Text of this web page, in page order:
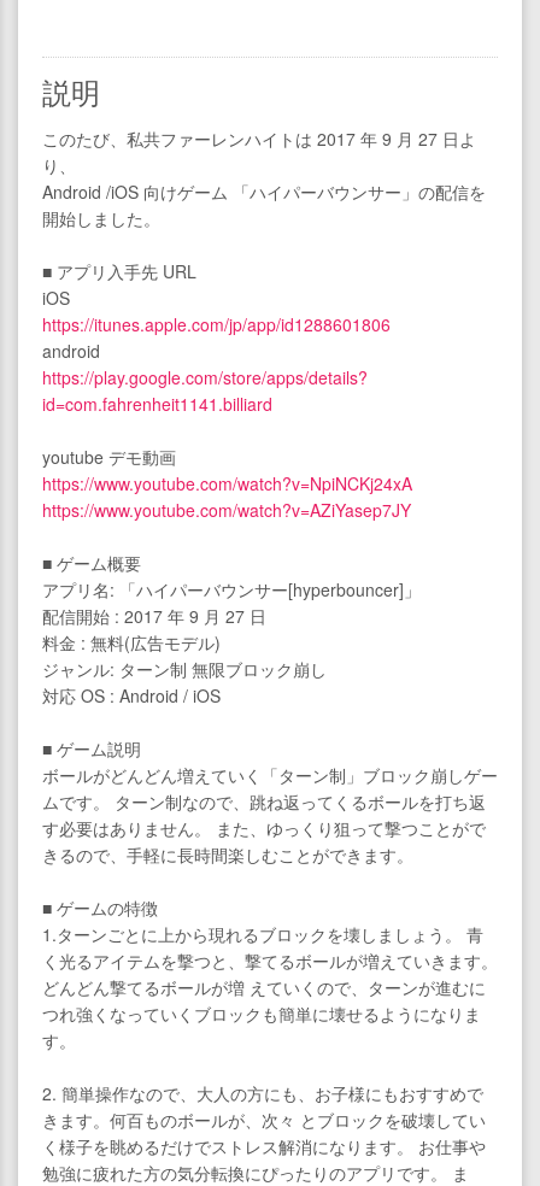
説明
このたび、私共ファーレンハイトは 2017 年 9 月 27 日よ
り、
Android /iOS 向けゲーム 「ハイパーバウンサー」の配信を
開始しました。
■ アプリ入手先 URL
iOS
https://itunes.apple.com/jp/app/id1288601806
android
https://play.google.com/store/apps/details?
id=com.fahrenheit1141.billiard
youtube デモ動画
https://www.youtube.com/watch?v=NpiNCKj24xA
https://www.youtube.com/watch?v=AZiYasep7JY
■ ゲーム概要
アプリ名: 「ハイパーバウンサー[hyperbouncer]」
配信開始 : 2017 年 9 月 27 日
料金 : 無料(広告モデル)
ジャンル: ターン制 無限ブロック崩し
対応 OS : Android / iOS
■ ゲーム説明
ボールがどんどん増えていく「ターン制」ブロック崩しゲー
ムです。 ターン制なので、跳ね返ってくるボールを打ち返
す必要はありません。 また、ゆっくり狙って撃つことがで
きるので、手軽に長時間楽しむことができます。
■ ゲームの特徴
1.ターンごとに上から現れるブロックを壊しましょう。 青
く光るアイテムを撃つと、撃てるボールが増えていきます。
どんどん撃てるボールが増 えていくので、ターンが進むに
つれ強くなっていくブロックも簡単に壊せるようになりま
す。
2. 簡単操作なので、大人の方にも、お子様にもおすすめで
きます。何百ものボールが、次々 とブロックを破壊してい
く様子を眺めるだけでストレス解消になります。 お仕事や
勉強に疲れた方の気分転換にぴったりのアプリです。 ま